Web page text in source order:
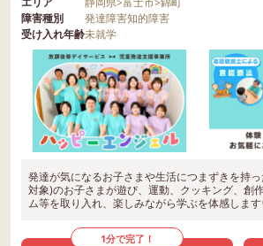
障害種別
発達障害知的障害
受け入れ年齢未就学
発達が気になるお子さまや生活につまずきを持
対象)のお子さまが遊び、運動、クッキング、創
ム等を取り入れ、楽しみながら学ぶを体感します
1分で完了！